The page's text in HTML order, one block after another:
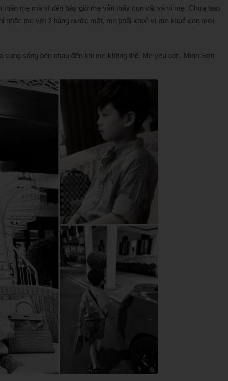
thân mẹ mà vì đến bây giờ mẹ vẫn thấy con vất vả vì mẹ. Chưa bao
nhắc mẹ với 2 hàng nước mắt, mẹ phải khoẻ vì mẹ khoẻ con mới
cùng sống bên nhau đến khi mẹ không thể. Mẹ yêu con. Minh Sơn